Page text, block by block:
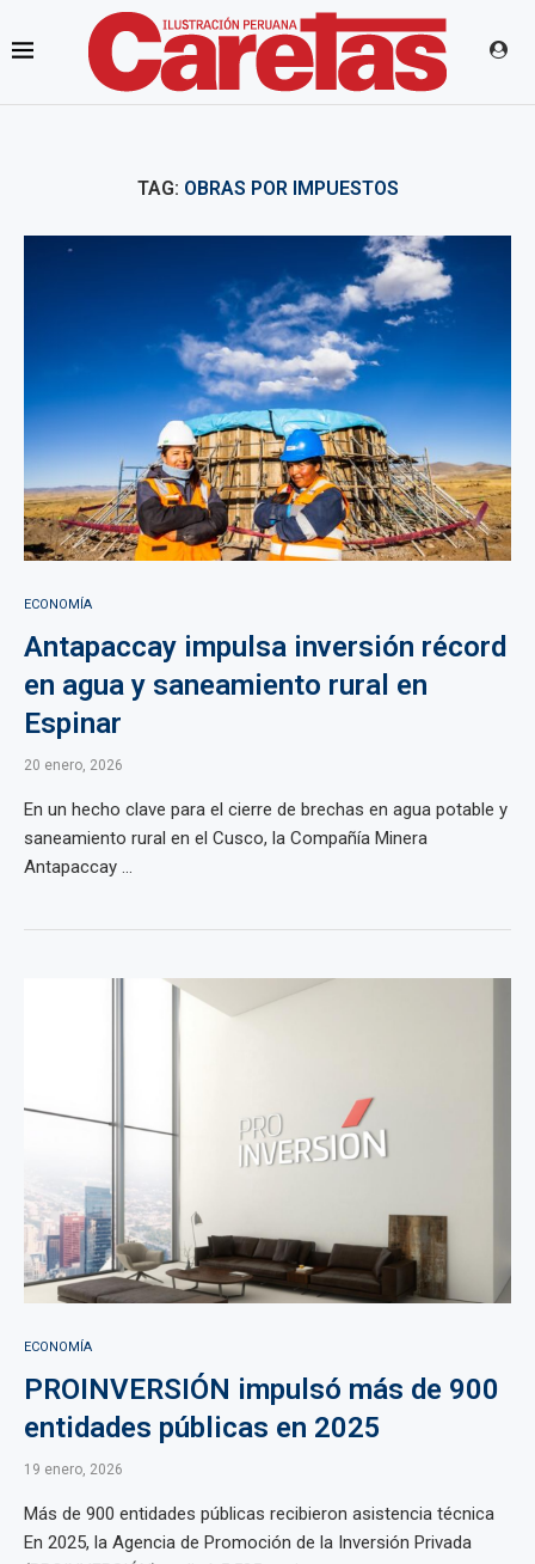
TAG: OBRAS POR IMPUESTOS
ECONOMÍA
Antapaccay impulsa inversión récord
en agua y saneamiento rural en
Espinar
20 enero, 2026
En un hecho clave para el cierre de brechas en agua potable y
saneamiento rural en el Cusco, la Compañía Minera
Antapaccay ...
ECONOMÍA
PROINVERSIÓN impulsó más de 900
entidades públicas en 2025
19 enero, 2026
Más de 900 entidades públicas recibieron asistencia técnica
En 2025, la Agencia de Promoción de la Inversión Privada